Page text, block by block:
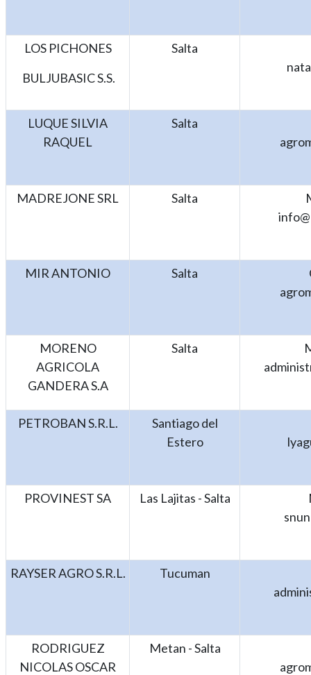
LOS PICHONES
BULJUBASIC S.S.
Salta
LUQUE SILVIA
RAQUEL
Salta
MADREJONE SRL Salta
MIR ANTONIO Salta
MORENO
AGRICOLA
GANDERA S.A
Salta
PETROBAN S.R.L.
Santiago del
Estero
PROVINEST SA Las Lajitas - Salta
RAYSER AGRO S.R.L.
Tucuman
RODRIGUEZ
NICOLAS OSCAR
Metan - Salta